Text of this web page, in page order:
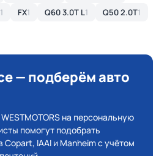
1 FX1 Q60 3.0T L1 Q50 2.0T1
— подберём авто
на персональную
помогут подобрать
IAAI и Manheim с учётом